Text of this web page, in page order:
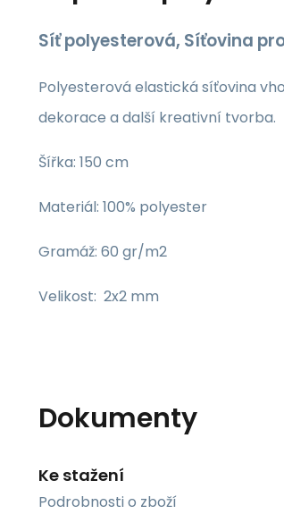
Síť polyesterová, Síťovina
Polyesterová elastická síťovina
dekorace a další kreativní tvorba.
Šířka: 150 cm
Materiál: 100% polyester
Gramáž: 60 gr/m2
Velikost: 2x2 mm
Dokumenty
Ke stažení
Podrobnosti o zboží